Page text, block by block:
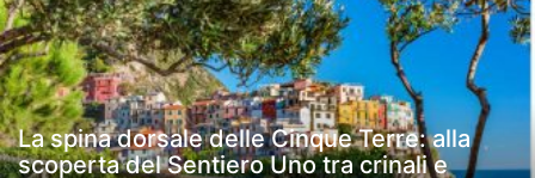
La spina dorsale delle Cinque Terre: alla
scoperta del Sentiero Uno tra crinali e